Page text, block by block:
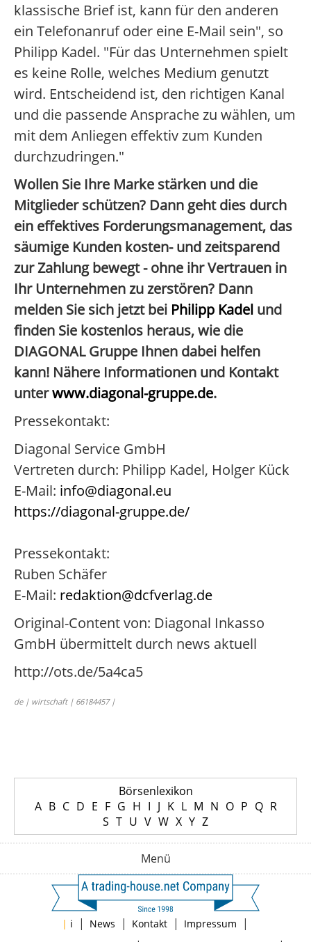
klassische Brief ist, kann für den anderen
ein Telefonanruf oder eine E-Mail sein", so
Philipp Kadel. "Für das Unternehmen spielt
es keine Rolle, welches Medium genutzt
wird. Entscheidend ist, den richtigen Kanal
und die passende Ansprache zu wählen, um
mit dem Anliegen effektiv zum Kunden
durchzudringen."
Wollen Sie Ihre Marke stärken und die
Mitglieder schützen? Dann geht dies durch
ein effektives Forderungsmanagement, das
säumige Kunden kosten- und zeitsparend
zur Zahlung bewegt - ohne ihr Vertrauen in
Ihr Unternehmen zu zerstören? Dann
melden Sie sich jetzt bei Philipp Kadel und
finden Sie kostenlos heraus, wie die
DIAGONAL Gruppe Ihnen dabei helfen
kann! Nähere Informationen und Kontakt
unterwww.diagonal-gruppe.de.
Pressekontakt:
Diagonal Service GmbH
Vertreten durch: Philipp Kadel, Holger Kück
E-Mail: info@diagonal.eu
https://diagonal-gruppe.de/
Pressekontakt:
Ruben Schäfer
E-Mail: redaktion@dcfverlag.de
Original-Content von: Diagonal Inkasso
GmbH übermittelt durch news aktuell
http://ots.de/5a4ca5
de | wirtschaft | 66184457 |
Börsenlexikon
A B C D E F G H I J K L M N O P Q R
S T U V W X Y Z
Menü
| i | News | Kontakt | Impressum |